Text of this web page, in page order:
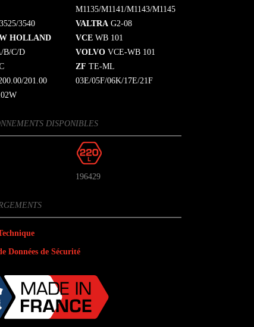
3540
HOLLAND
B/C/D
201.00
M1135/M1141/M1143/M1145
VALTRA G2-08
VCE WB 101
VOLVO VCE-WB 101
ZF TE-ML
03E/05F/06K/17E/21F
DISPONIBLES
196429
Données de Sécurité